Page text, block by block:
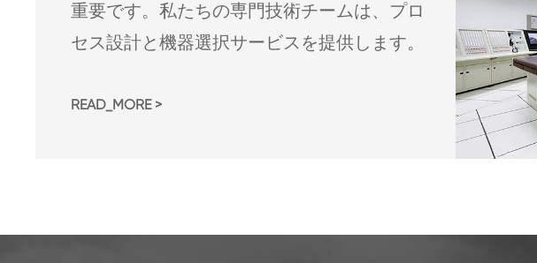
重要です。私たちの専門技術チームは、プロ
セス設計と機器選択サービスを提供します。
READ_MORE >